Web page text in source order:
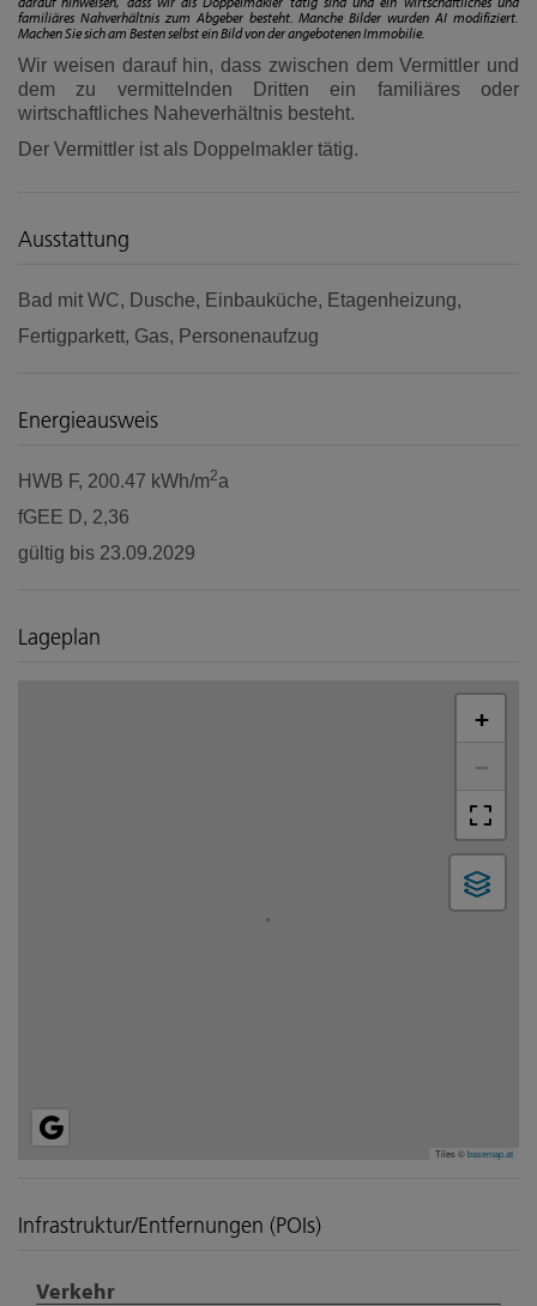
familiäres Nahverhältnis zum Abgeber besteht. Manche Bilder wurden AI modifiziert.
Machen Sie sich am Besten selbst ein Bild von der angebotenen Immobilie.
Wir weisen darauf hin, dass zwischen dem Vermittler und
dem zu vermittelnden Dritten ein familiäres oder
wirtschaftliches Naheverhältnis besteht.
Der Vermittler ist als Doppelmakler tätig.
Ausstattung
Bad mit WC Dusche Einbauküche
Etagenheizung
Fertigparkett Gas Personenaufzug
Energieausweis
HWB F, 200.47 kWh/m2a
fGEE D, 2,36
gültig bis 23.09.2029
Lageplan
+
−
Tiles ©basemap.at
Infrastruktur/Entfernungen (POIs)
Verkehr